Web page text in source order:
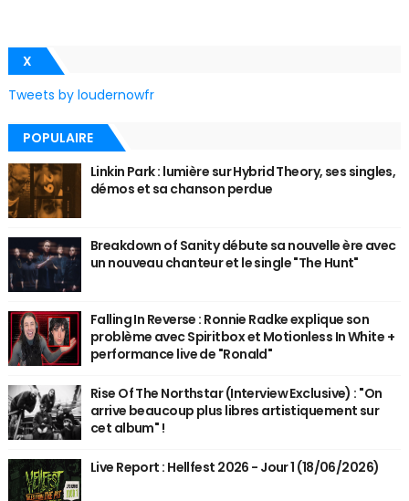
X
Tweets by loudernowfr
POPULAIRE
Linkin Park : lumière sur Hybrid Theory, ses singles,
démos et sa chanson perdue
Breakdown of Sanity débute sa nouvelle ère avec
un nouveau chanteur et le single "The Hunt"
Falling In Reverse : Ronnie Radke explique son
problème avec Spiritbox et Motionless In White +
performance live de "Ronald"
Rise Of The Northstar (Interview Exclusive) : "On
arrive beaucoup plus libres artistiquement sur
cet album" !
Live Report : Hellfest 2026 - Jour 1 (18/06/2026)